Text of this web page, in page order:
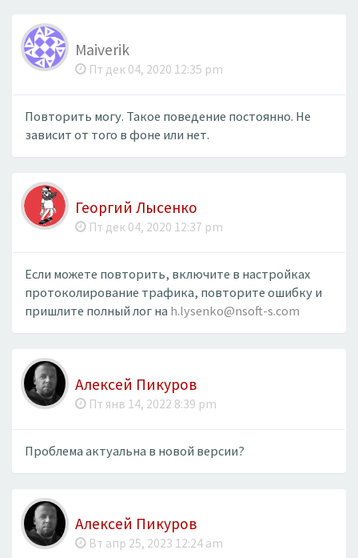
Maiverik
Пт дек 04, 2020 12:35 pm
Повторить могу. Такое поведение постоянно. Не
зависит от того в фоне или нет.
Георгий Лысенко
Пт дек 04, 2020 12:37 pm
Если можете повторить, включите в настройках
протоколирование трафика, повторите ошибку и
пришлите полный лог на h.lysenko@nsoft-s.com
Алексей Пикуров
Пт янв 14, 2022 8:39 pm
Проблема актуальна в новой версии?
Алексей Пикуров
Вт апр 25, 2023 12:24 am